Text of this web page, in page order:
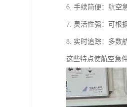
6. 手续简便：航空
7. 灵活性强：可根
8. 实时追踪：多数
这些特点使航空急